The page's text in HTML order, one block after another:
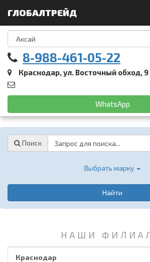
ГЛОБАЛТРЕЙД
8-988-461-05-22
Краснодар, ул. Восточный обход, 9
WhatsApp
Поиск
Выбрать марку
Найти
НАШИ
Краснодар